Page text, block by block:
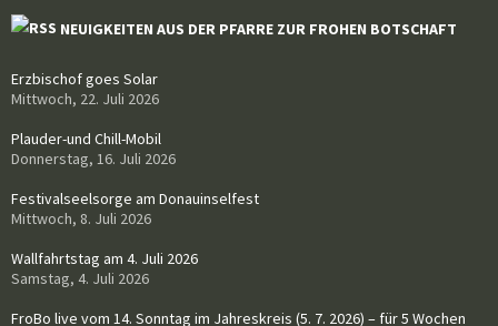
NEUIGKEITEN AUS DER PFARRE ZUR FROHEN BOTSCHAFT
Erzbischof goes Solar
Mittwoch, 22. Juli 2026
Plauder-und Chill-Mobil
Donnerstag, 16. Juli 2026
Festivalseelsorge am Donauinselfest
Mittwoch, 8. Juli 2026
Wallfahrtstag am 4. Juli 2026
Samstag, 4. Juli 2026
FroBo live vom 14. Sonntag im Jahreskreis (5. 7. 2026) – für 5 Wochen